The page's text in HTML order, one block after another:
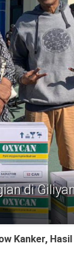
di
Kanker,